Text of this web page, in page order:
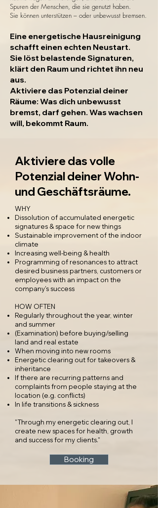
Spuren der Menschen, die sie genutzt haben.
Sie können unterstützen – oder unbewusst bremsen.
Eine energetische Hausreinigung
schafft einen echten Neustart.
Sie löst belastende Signaturen,
klärt den Raum und richtet ihn neu
aus.
Aktiviere das Potenzial deiner
Räume: Was dich unbewusst
bremst, darf gehen. Was wachsen
will, bekommt Raum.
Aktiviere das volle
Potenzial deiner Wohn-
und Geschäftsräume.
WHY
Dissolution of accumulated energetic
signatures & space for new things
Sustainable improvement of the indoor
climate
Increasing well-being & health
Programming of resonances to attract
desired business partners, customers or
employees with an impact on the
company's success
HOW OFTEN
Regularly throughout the year, winter
and summer
(Examination) before buying/selling
land and real estate
When moving into new rooms
Energetic clearing out for takeovers &
inheritance
If there are recurring patterns and
complaints from people staying at the
location (e.g. conflicts)
In life transitions & sickness
"Through my energetic clearing out, I
create new spaces for health, growth
and success for my clients."
Booking